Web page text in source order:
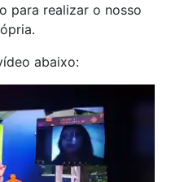
para realizar o nosso
abaixo: